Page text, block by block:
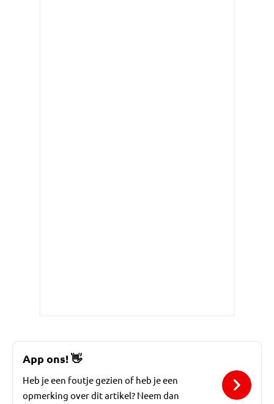
App ons!👋
Heb je een foutje gezien of heb je een
opmerking over dit artikel? Neem dan